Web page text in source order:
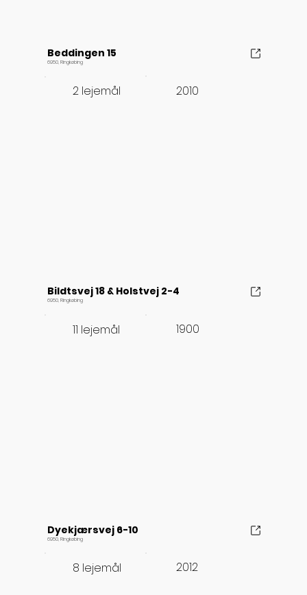
Beddingen 15
6950, Ringkøbing
2 lejemål 2010
Bildtsvej 18 & Holstvej 2-4
6950, Ringkøbing
11 lejemål 1900
Dyekjærsvej 6-10
6950, Ringkøbing
8 lejemål 2012